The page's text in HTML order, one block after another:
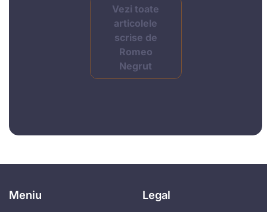
Vezi toate
articolele
scrise de
Romeo
Negrut
Meniu Legal